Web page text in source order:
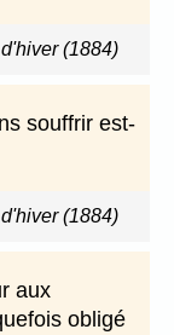
(1884)
souffrir est-
(1884)
aux
obligé